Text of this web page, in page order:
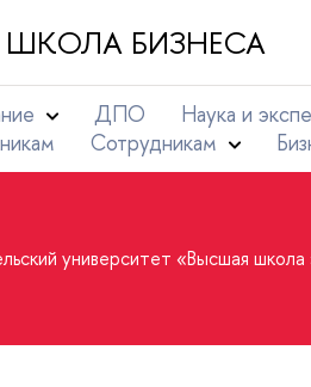
БИЗНЕСА
ДПО Наука и
Сотрудникам
университет «Высшая